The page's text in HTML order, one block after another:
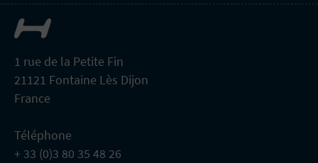
1 rue de la Petite Fin
21121 Fontaine Lès Dijon
France
Téléphone
+ 33 (0)3 80 35 48 26